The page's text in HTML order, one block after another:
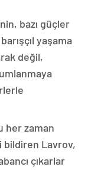
bazı güçler
yaşama
değil,
her zaman
bildiren Lavrov,
çıkarlar